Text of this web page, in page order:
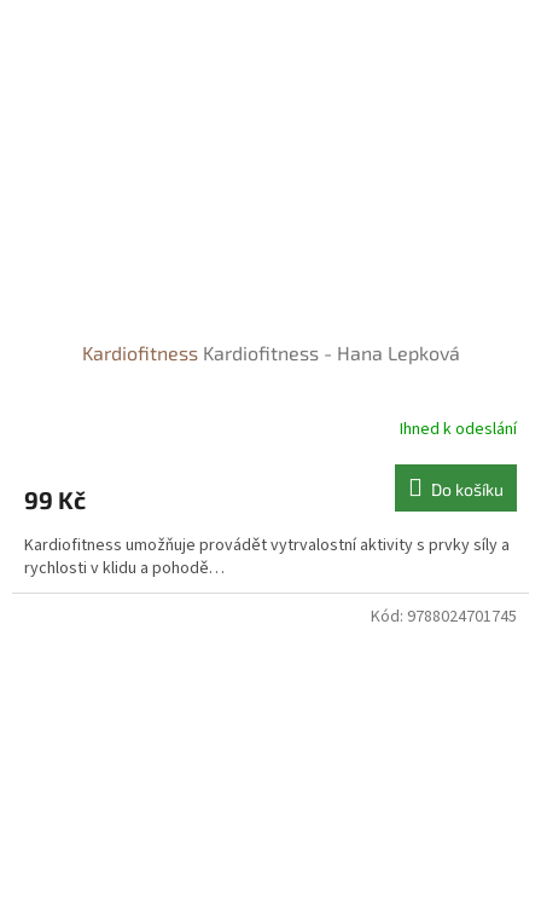
Kardiofitness Kardiofitness - Hana Lepková
Ihned k odeslání
99 Kč Do košíku
Kardiofitness umožňuje provádět vytrvalostní aktivity s prvky síly a
rychlosti v klidu a pohodě…
Kód: 9788024701745